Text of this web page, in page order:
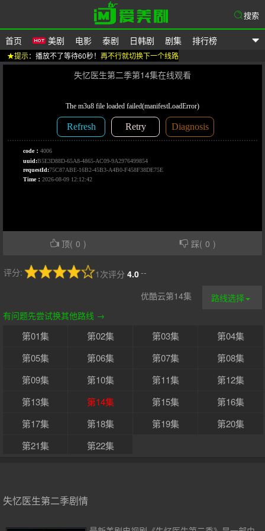
爱美剧
首页 美剧 电影 泰剧 日韩剧 剧集 排行榜
搜索
★提示：播放不了等待60秒！ 再不行就切换下一个线路
失忆医生第二季第14集在线观看
顶( 0 ) 踩( 0 )
评分: 4.0
1次评分 --
路线选择
优酷云第14集
有问题先尝试换其他路线 →
第01集 第02集 第03集
第04集
第05集
第06集 第07集
第08集
第09集
第10集 第11集
第12集
第13集
第14集 第15集
第16集
第17集
第18集 第19集
第20集
第21集
第22集
失忆医生第二季剧情